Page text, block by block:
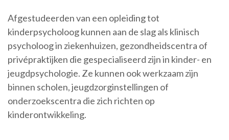
Afgestudeerden van een opleiding tot
kinderpsycholoog kunnen aan de slag als klinisch
psycholoog in ziekenhuizen, gezondheidscentra of
privépraktijken die gespecialiseerd zijn in kinder- en
jeugdpsychologie. Ze kunnen ook werkzaam zijn
binnen scholen, jeugdzorginstellingen of
onderzoekscentra die zich richten op
kinderontwikkeling.